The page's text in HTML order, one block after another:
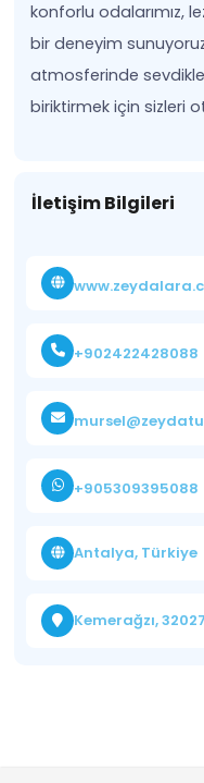
konforlu odalarımız,
bir deneyim
atmosferinde
biriktirmek için sizleri
İletişim Bilgileri
+902422428088
+905309395088
Antalya, Türkiye
Kemerağzı,